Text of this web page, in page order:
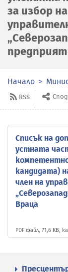
за избор
Начало
RSS
Списък на
устната
кандидата)
член на
Враца
PDF файл, 71,6 KB,